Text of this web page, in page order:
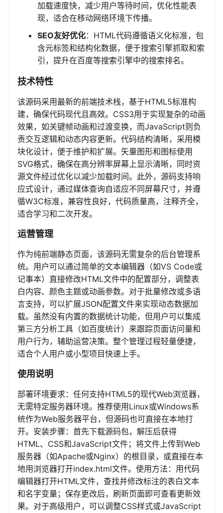
加载速度快，减少用户等待时间，优化性能表
现，适合在移动网络环境下传播。
SEO友好优化：HTML代码遵循语义化标准，包
含元标签和结构化数据，便于搜索引擎抓取和索
引，提升在百度等搜索引擎中的搜索排名。
技术特性
该源码采用最新的前端技术栈，基于HTML5标准构
建，确保代码现代且高效。CSS3用于实现复杂的动画
效果，如关键帧动画和过渡变换，而JavaScript则负
责交互逻辑和动态内容更新。代码结构清晰，采用模
块化设计，便于维护和扩展。矢量图形和图标使用
SVG格式，确保在高分辨率屏幕上显示清晰，同时资
源文件经过优化以减少加载时间。此外，源码支持响
应式设计，通过媒体查询自适应不同屏幕尺寸，并遵
循W3C标准，兼容性良好，代码质量高，注释齐全，
适合学习和二次开发。
运营管理
作为纯前端静态页面，该源码无需复杂的后台管理系
统。用户可以通过简单的文本编辑器（如VS Code或
记事本）直接修改HTML文件中的配置部分，调整表
白内容、颜色主题或动画参数。对于批量修改或多语
言支持，可以扩展JSON配置文件来实现动态数据加
载。虽然没有内置的数据统计功能，但用户可以集成
第三方分析工具（如百度统计）来跟踪页面访问量和
用户行为，辅助运营决策。整个管理过程轻量便捷，
适合个人用户或小型项目快速上手。
使用说明
部署环境要求：任何支持HTML5的现代Web浏览器，
无需特定服务器环境。推荐使用Linux或Windows系
统作为Web服务器平台，但源码也可直接在本地打
开。安装步骤：首先下载源码包，解压后获得
HTML、CSS和JavaScript文件；将文件上传到Web
服务器（如Apache或Nginx）的根目录，或直接在本
地用浏览器打开index.html文件。使用方法：用代码
编辑器打开HTML文件，查找并修改标注的表白文本
和名字变量；保存更改后，刷新页面即可查看更新效
果。对于高级用户，可以调整CSS样式或JavaScript